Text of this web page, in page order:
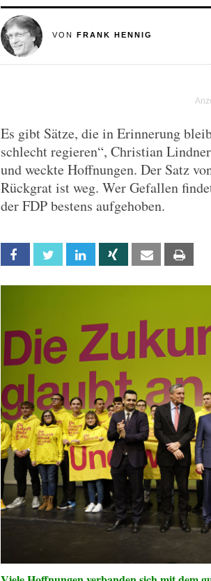
VON FRANK HENNIG
Es gibt Sätze, die in Erinnerung
schlecht regieren“, Christian
und weckte Hoffnungen. Der Satz
Rückgrat ist weg. Wer Gefallen
der FDP bestens aufgehoben.
Facebook Twitter Linkedin Xing Email